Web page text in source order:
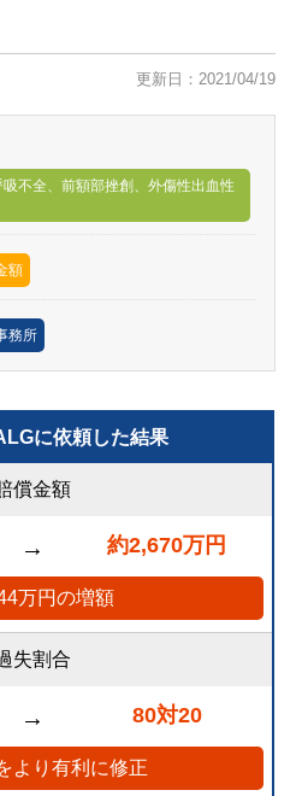
更新日：2021/04/19
不全、前額部挫創、外傷性出血性
額
務所
に依頼した結果
償金額
→ 約2,670万円
万円の増額
失割合
→ 80対20
より有利に修正